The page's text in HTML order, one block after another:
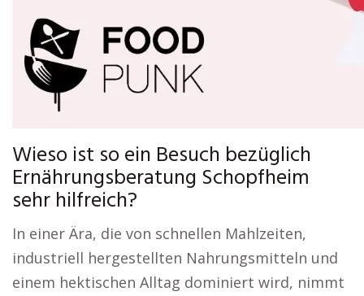
Wieso ist so ein Besuch bezüglich
Ernährungsberatung Schopfheim
sehr hilfreich?
In einer Ära, die von schnellen Mahlzeiten,
industriell hergestellten Nahrungsmitteln und
einem hektischen Alltag dominiert wird, nimmt